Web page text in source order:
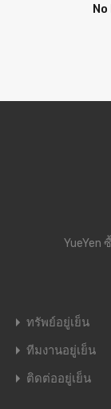
YueYen
ทรัพย์อยู่เย็น
ทีมงานอยู่เย็น
ติดต่ออยู่เย็น